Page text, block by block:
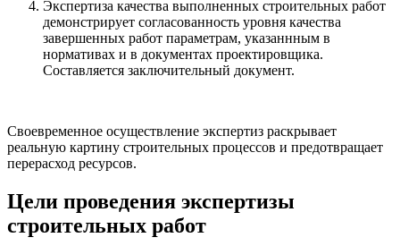
Экспертиза качества выполненных строительных работ
демонстрирует согласованность уровня качества
завершенных работ параметрам, указаннным в
нормативах и в документах проектировщика.
Составляется заключительный документ.
Своевременное осуществление экспертиз раскрывает
реальную картину строительных процессов и предотвращает
перерасход ресурсов.
Цели проведения экспертизы
строительных работ